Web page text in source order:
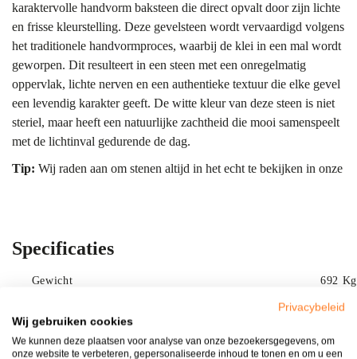
karaktervolle handvorm baksteen die direct opvalt door zijn lichte
en frisse kleurstelling. Deze gevelsteen wordt vervaardigd volgens
het traditionele handvormproces, waarbij de klei in een mal wordt
geworpen. Dit resulteert in een steen met een onregelmatig
oppervlak, lichte nerven en een authentieke textuur die elke gevel
een levendig karakter geeft. De witte kleur van deze steen is niet
steriel, maar heeft een natuurlijke zachtheid die mooi samenspeelt
met de lichtinval gedurende de dag.
Tip: Wij raden aan om stenen altijd in het echt te bekijken in onze
Kleur & uitstraling
De kleur van de Geba 149 laat zich omschrijven als een gebroken
wit met zeer subtiele nuances. Omdat het een natuurproduct is, zie
je kleine variaties in de wit-tinten, wat voorkomt dat een grote
gevelwand eruitziet als een vlak plastic geheel. De nuances
Specificaties
Gewicht 692 Kg
Nee
Kleur
Privacybeleid
Wij gebruiken cookies
We kunnen deze plaatsen voor analyse van onze bezoekersgegevens, om
onze website te verbeteren, gepersonaliseerde inhoud te tonen en om u een